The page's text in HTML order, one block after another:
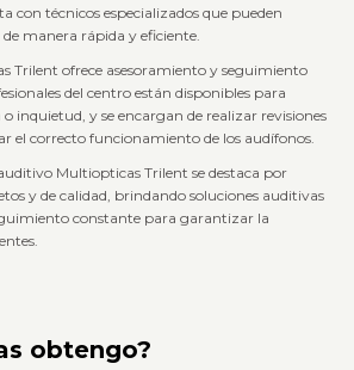
con técnicos especializados que pueden
manera rápida y eficiente.
Trilent ofrece asesoramiento y seguimiento
del centro están disponibles para
inquietud, y se encargan de realizar revisiones
el correcto funcionamiento de los audífonos.
Multiopticas Trilent se destaca por
y de calidad, brindando soluciones auditivas
constante para garantizar la
obtengo?